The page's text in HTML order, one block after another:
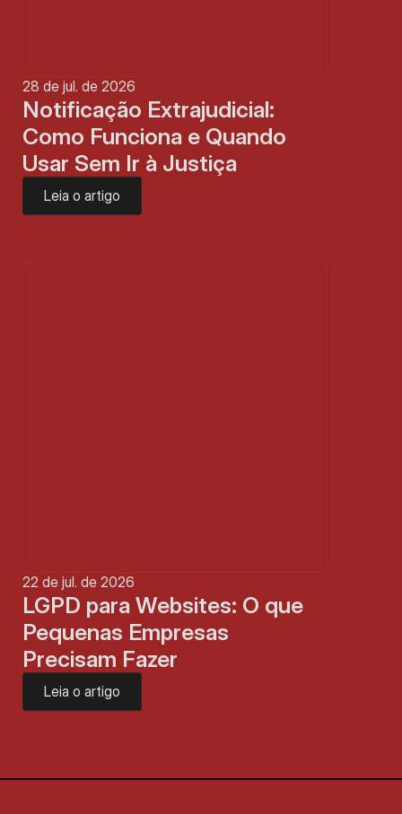
28 de jul. de 2026
Notificação Extrajudicial:
Como Funciona e Quando
Usar Sem Ir à Justiça
Leia o artigo
22 de jul. de 2026
LGPD para Websites: O que
Pequenas Empresas
Precisam Fazer
Leia o artigo